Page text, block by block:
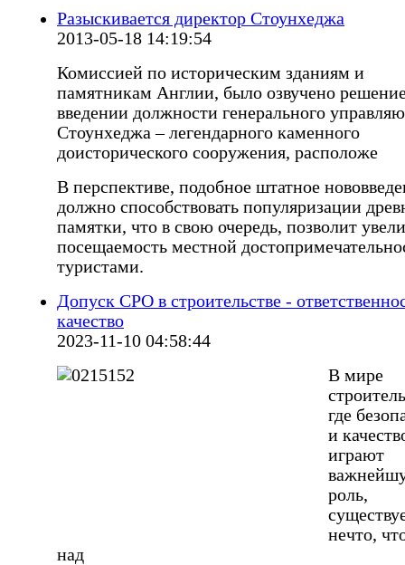
Разыскивается директор Стоунхеджа
2013-05-18 14:19:54
Комиссией по историческим зданиям и
памятникам Англии, было озвучено
введении должности генерального
Стоунхеджа – легендарного каменного
доисторического сооружения, расположе
В перспективе, подобное штатное
должно способствовать популяризации
памятки, что в свою очередь, позволит
посещаемость местной
туристами.
Допуск СРО в строительстве -
качество
2023-11-10 04:58:44
В мире
где
и
играют
роль,
нечто,
над